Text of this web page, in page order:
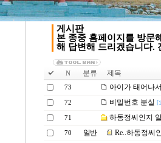
게시판
본 종중 홈페이지를 방문
해 답변해 드리겠습니다.
N 분류 제목
73 아이가 태어나
72 비밀번호 분실
71 하동정씨인지
70 일반 Re..하동정씨